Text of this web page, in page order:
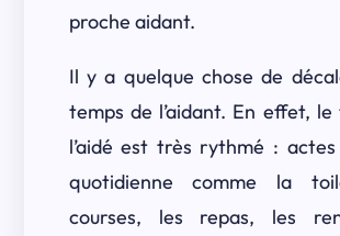
proche aidant.
Il y a quelque chose de
temps de l’aidant. En effet, le
l’aidé est très rythmé :
quotidienne comme la
courses, les repas, les